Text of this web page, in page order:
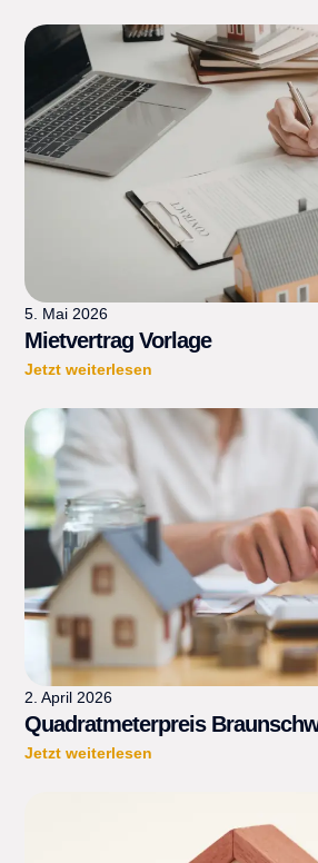
5. Mai 2026
Mietvertrag Vorlage
Jetzt weiterlesen
2. April 2026
Quadratmeterpreis
Jetzt weiterlesen